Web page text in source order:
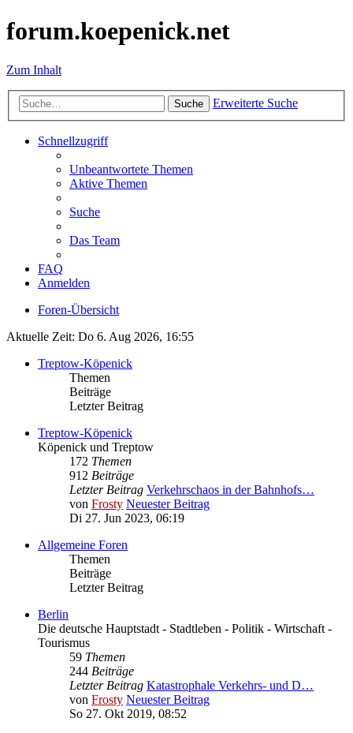
forum.koepenick.net
Zum Inhalt
Suche Erweiterte Suche
Schnellzugriff
Unbeantwortete Themen
Aktive Themen
Suche
Das Team
FAQ
Anmelden
Foren-Übersicht
Aktuelle Zeit: Do 6. Aug 2026, 16:55
Treptow-Köpenick
Themen
Beiträge
Letzter Beitrag
Treptow-Köpenick
Köpenick und Treptow
172 Themen
912 Beiträge
Letzter Beitrag Verkehrschaos in der Bahnhofs…
von Frosty Neuester Beitrag
Di 27. Jun 2023, 06:19
Allgemeine Foren
Themen
Beiträge
Letzter Beitrag
Berlin
Die deutsche Hauptstadt - Stadtleben - Politik - Wirtschaft -
Tourismus
59 Themen
244 Beiträge
Letzter Beitrag Katastrophale Verkehrs- und D…
von Frosty Neuester Beitrag
So 27. Okt 2019, 08:52